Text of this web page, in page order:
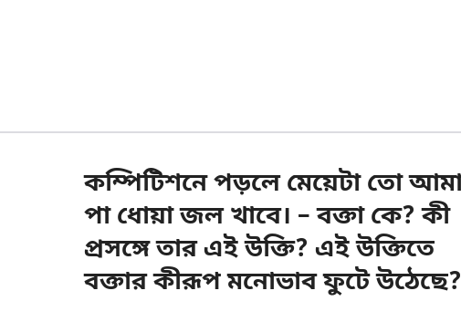
কম্পিটিশনে পড়লে মেয়েটা তো
পা ধোয়া জল খাবে। – বক্তা কে? কী
প্রসঙ্গে তার এই উক্তি? এই উক্তিতে
বক্তার কীরূপ মনোভাব ফুটে উঠেছে?